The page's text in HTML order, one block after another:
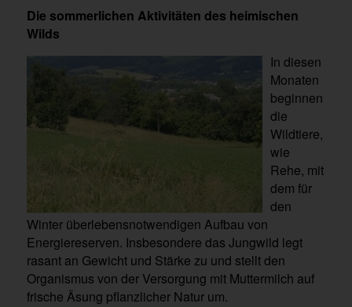
Die sommerlichen Aktivitäten des heimischen
Wilds
In diesen
Monaten
beginnen
die
Wildtiere,
wie
Rehe, mit
dem für
den
Winter überlebensnotwendigen Aufbau von
Energiereserven. Insbesondere das Jungwild legt
rasant an Gewicht und Stärke zu und stellt den
Organismus von der Versorgung mit Muttermilch auf
frische Äsung pflanzlicher Natur um.